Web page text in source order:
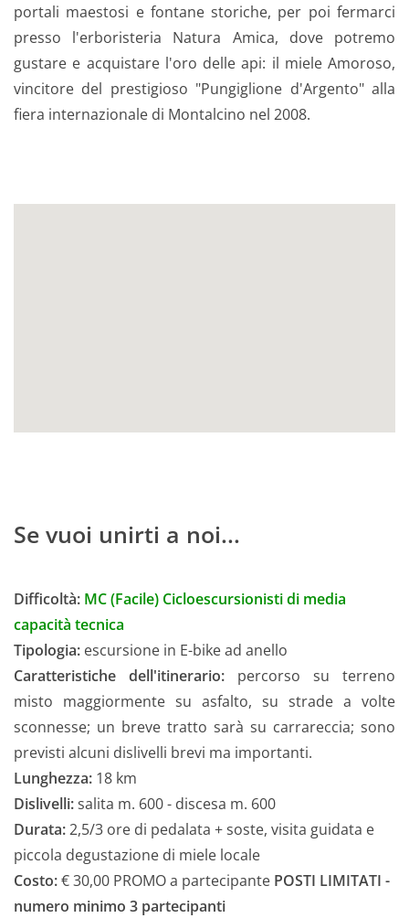
portali maestosi e fontane storiche, per poi fermarci
presso l'erboristeria Natura Amica, dove potremo
gustare e acquistare l'oro delle api: il miele Amoroso,
vincitore del prestigioso "Pungiglione d'Argento" alla
fiera internazionale di Montalcino nel 2008.
Se vuoi unirti a noi...
Difficoltà: MC (Facile) Cicloescursionisti di media
capacità tecnica
Tipologia: escursione in E-bike ad anello
Caratteristiche dell'itinerario: percorso su terreno
misto maggiormente su asfalto, su strade a volte
sconnesse; un breve tratto sarà su carrareccia; sono
previsti alcuni dislivelli brevi ma importanti.
Lunghezza: 18 km
Dislivelli:salita m. 600 - discesa m. 600
Durata:2,5/3 ore di pedalata + soste, visita guidata e
piccola degustazione di miele locale
Costo:€ 30,00 PROMO a partecipante POSTI LIMITATI -
numero minimo 3 partecipanti